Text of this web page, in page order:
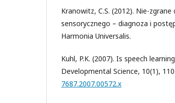
Kranowitz, C.S. (2012). Nie-
sensorycznego – diagnoza i
Harmonia Universalis.
Kuhl, P.K. (2007). Is speech
Developmental Science, 10(1),
7687.2007.00572.x